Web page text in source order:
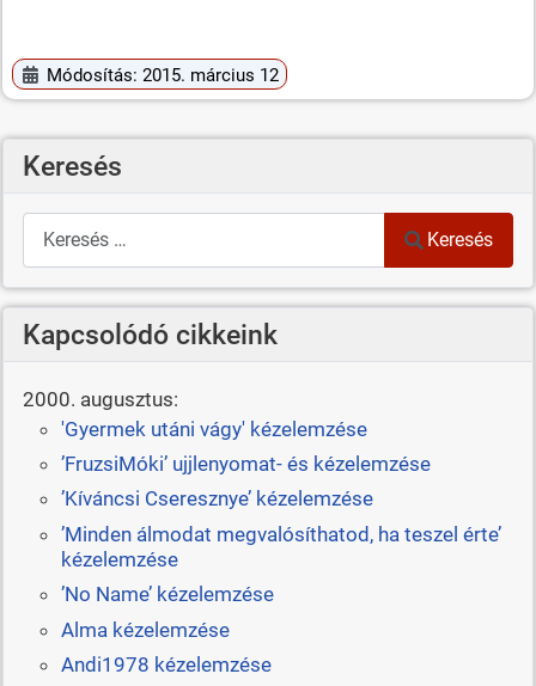
Módosítás: 2015. március 12
Keresés
Keresés
Keresés
Kapcsolódó cikkeink
2000. augusztus:
'Gyermek utáni vágy' kézelemzése
’FruzsiMóki’ ujjlenyomat- és kézelemzése
’Kíváncsi Cseresznye’ kézelemzése
’Minden álmodat megvalósíthatod, ha teszel érte’
kézelemzése
’No Name’ kézelemzése
Alma kézelemzése
Andi1978 kézelemzése